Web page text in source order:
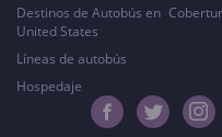
Destinos de Autobús en
United States
Líneas de autobús
Hospedaje